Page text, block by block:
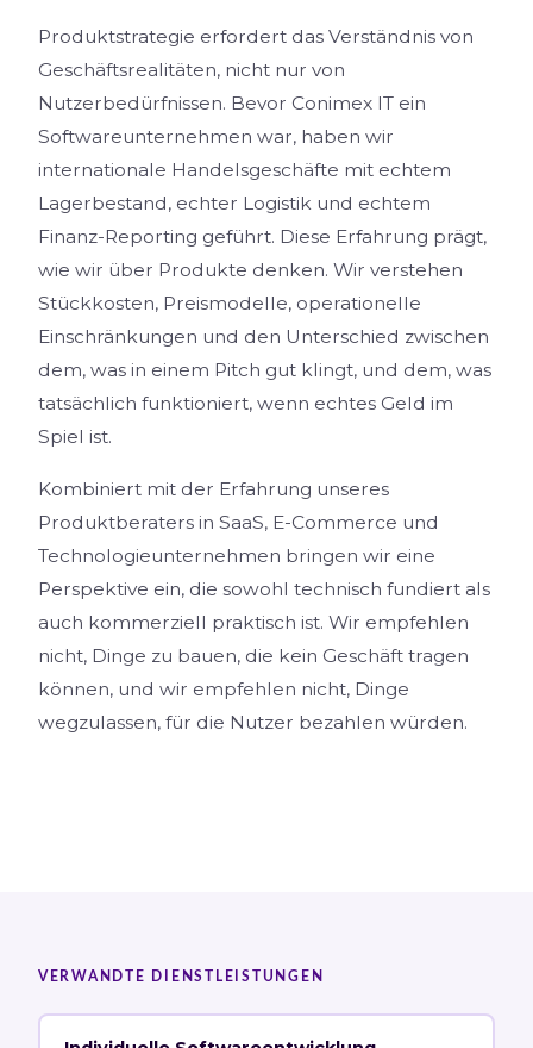
Produktstrategie erfordert das Verständnis von
Geschäftsrealitäten, nicht nur von
Nutzerbedürfnissen. Bevor Conimex IT ein
Softwareunternehmen war, haben wir
internationale Handelsgeschäfte mit echtem
Lagerbestand, echter Logistik und echtem
Finanz-Reporting geführt. Diese Erfahrung prägt,
wie wir über Produkte denken. Wir verstehen
Stückkosten, Preismodelle, operationelle
Einschränkungen und den Unterschied zwischen
dem, was in einem Pitch gut klingt, und dem, was
tatsächlich funktioniert, wenn echtes Geld im
Spiel ist.
Kombiniert mit der Erfahrung unseres
Produktberaters in SaaS, E-Commerce und
Technologieunternehmen bringen wir eine
Perspektive ein, die sowohl technisch fundiert als
auch kommerziell praktisch ist. Wir empfehlen
nicht, Dinge zu bauen, die kein Geschäft tragen
können, und wir empfehlen nicht, Dinge
wegzulassen, für die Nutzer bezahlen würden.
VERWANDTE DIENSTLEISTUNGEN